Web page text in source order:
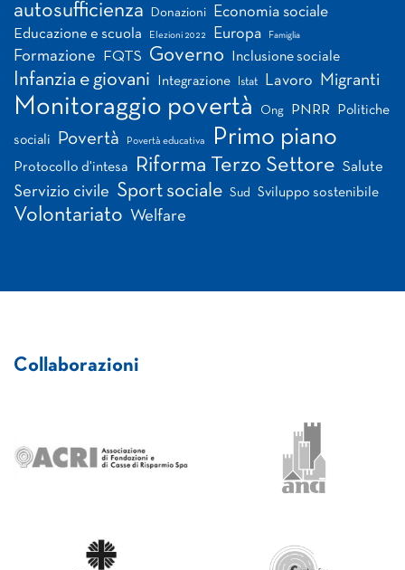
autosufficienza
Donazioni Economia sociale
Educazione e scuola Elezioni 2022 Europa Famiglia
Formazione FQTS Governo Inclusione sociale
Infanzia e giovani Integrazione Istat Lavoro Migranti
Monitoraggio povertà Ong PNRR Politiche
sociali Povertà Povertà educativa Primo piano
Protocollo d'intesa Riforma Terzo Settore Salute
Servizio civile Sport sociale Sud Sviluppo sostenibile
Volontariato Welfare
Collaborazioni